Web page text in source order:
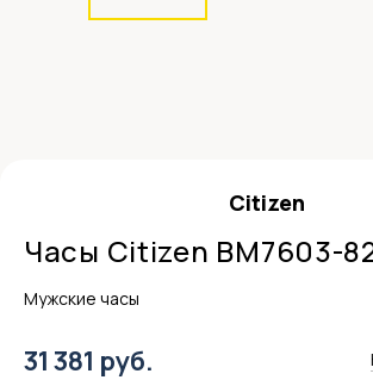
Citizen
Часы Citizen BM7603-
Мужские часы
31 381 руб.